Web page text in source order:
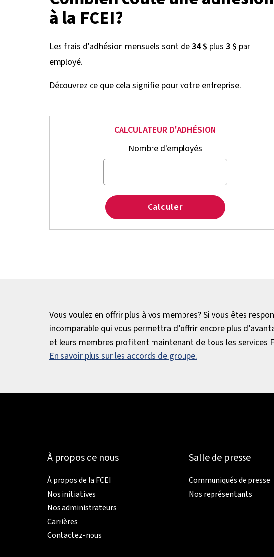
à la FCEI?
Les frais d'adhésion mensuels sont de34 $ plus 3 $ par
employé.
Découvrez ce que cela signifie pour votre entreprise.
CALCULATEUR D'ADHÉSION
Nombre d'employés
Calculer
Vous voulez en offrir plus à vos membres? Si vous êtes
incomparable qui vous permettra d’offrir encore plus
et leurs membres profitent maintenant de tous les services
En savoir plus sur les accords de groupe.
À propos de nous
À propos de la FCEI
Nos initiatives
Nos administrateurs
Carrières
Contactez-nous
Salle de presse
Communiqués de presse
Nos représentants